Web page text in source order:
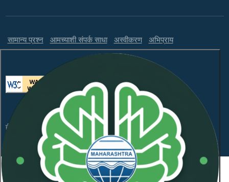
सामान्य प्रश्न आमच्याशी संपर्क साधा अस्वीकरण अभिप्राय
ही वेबसाइट WCAG 2.1 लेव्हल AA आणि GIGW 3.0 चे पालन करते.
संकेतस्थळावरील माहितीचा सर्वाधिकार महाराष्ट्र प्रदूषण नियंत्रण
मंडळाकडे